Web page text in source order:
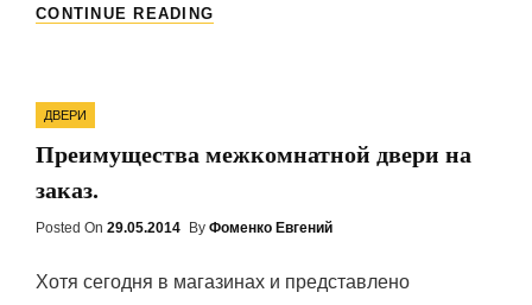
CONTINUE READING
Categories
ДВЕРИ
Преимущества межкомнатной двери на
заказ.
Posted On Posted
29.05.2014 By Фоменко Евгений
Хотя сегодня в магазинах и представлено